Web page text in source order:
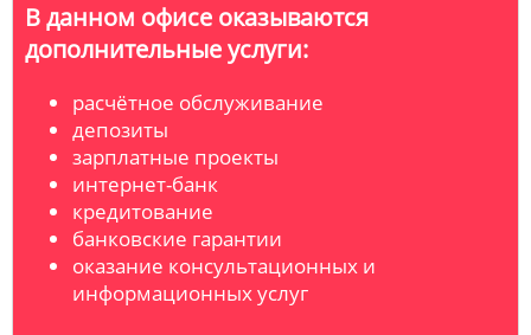
В данном офисе оказываются
дополнительные услуги:
расчётное обслуживание
депозиты
зарплатные проекты
интернет-банк
кредитование
банковские гарантии
оказание консультационных и
информационных услуг